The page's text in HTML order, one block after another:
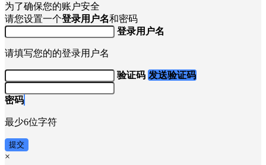
为了确保您的账户安全
请您设置一个登录用户名和密码
登录用户名
请填写您的的登录用户名
验证码 发送验证码
密码
最少6位字符
提交
×